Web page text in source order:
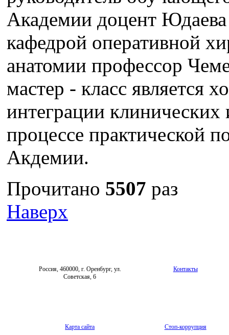
Академии доцент
кафедрой оперативной
анатомии профессор
мастер - класс является
интеграции клинических
процессе практической
Акдемии.
Прочитано 5507 раз
Наверх
Россия, 460000, г. Оренбург, ул.
Советская, 6
Контакты
Карта сайта Стоп-коррупция